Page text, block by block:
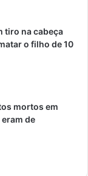
tiro na cabeça
o filho de 10
mortos em
de